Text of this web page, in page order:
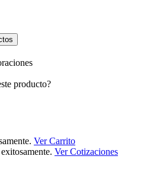
producto?
Ver Carrito
Ver Cotizaciones